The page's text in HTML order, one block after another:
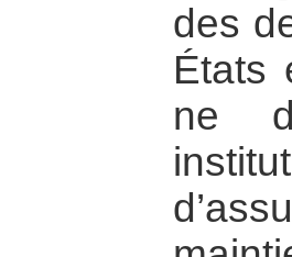
des
États
ne